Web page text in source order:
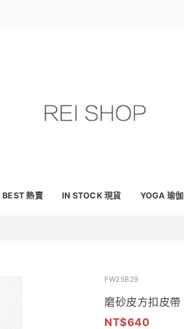
BEST 熱賣 IN STOCK 現貨 YOGA 瑜伽
FW25B29
磨砂皮方扣皮帶
640